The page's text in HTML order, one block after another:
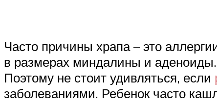
Часто причины храпа – это
в размерах миндалины и
Поэтому не стоит удивляться, если
заболеваниями. Ребенок часто